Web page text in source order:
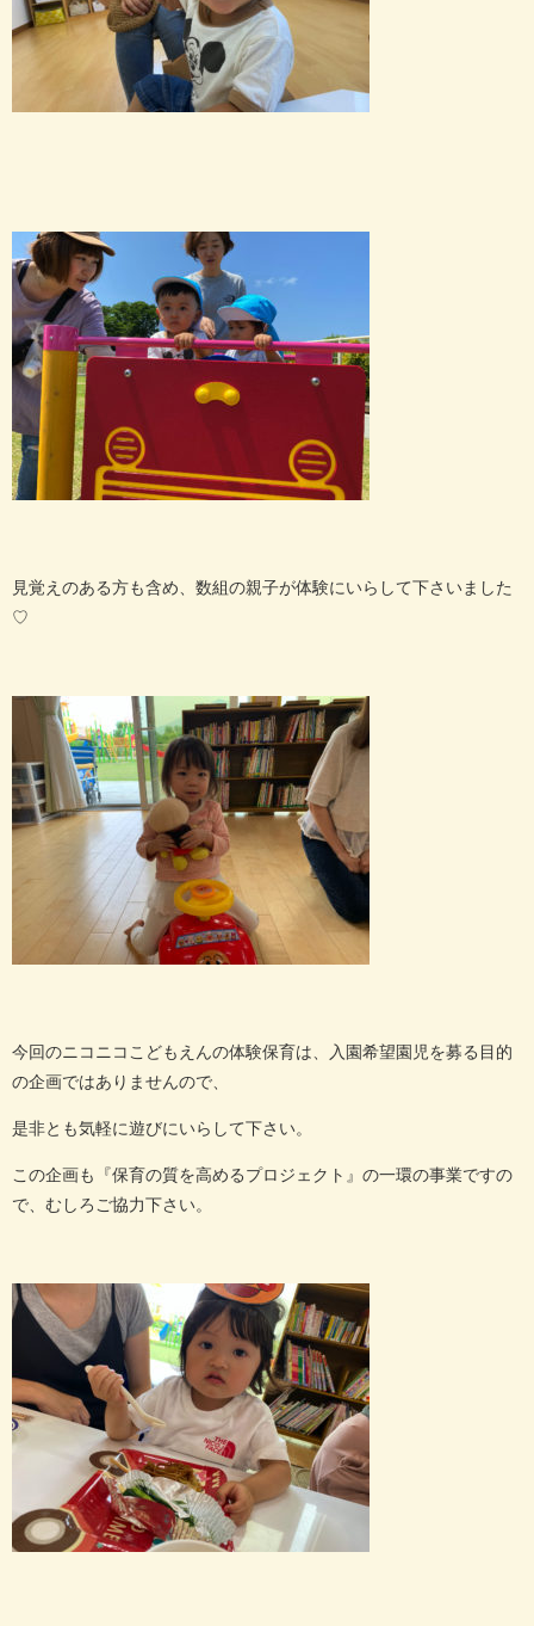
見覚えのある方も含め、数組の親子が体験にいらして下さいました
♡
今回のニコニコこどもえんの体験保育は、入園希望園児を募る目的
の企画ではありませんので、
是非とも気軽に遊びにいらして下さい。
この企画も『保育の質を高めるプロジェクト』の一環の事業ですの
で、むしろご協力下さい。